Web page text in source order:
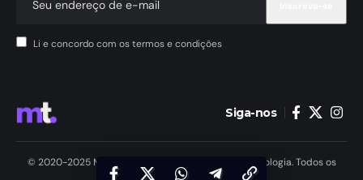
Li e concordo com os termos e condições
Siga-nos
© 2020-2025 MundoTele Telecomunicações e Tecnologia. Todos os